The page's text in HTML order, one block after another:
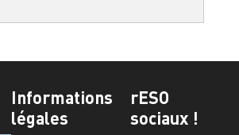
Informations
légales
rESO
sociaux !